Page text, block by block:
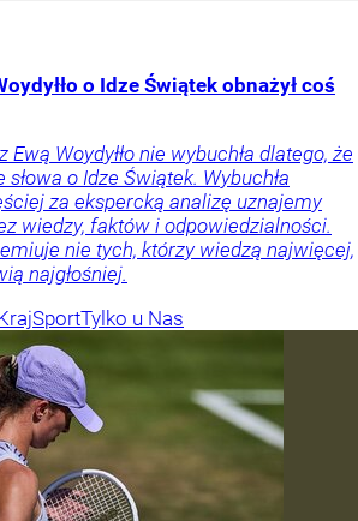
o Idze Świątek obnażył coś
Woydyłło nie wybuchła dlatego, że
o Idze Świątek. Wybuchła
za ekspercką analizę uznajemy
wiedzy, faktów i odpowiedzialności.
nie tych, którzy wiedzą najwięcej,
najgłośniej.
SportTylko u Nas